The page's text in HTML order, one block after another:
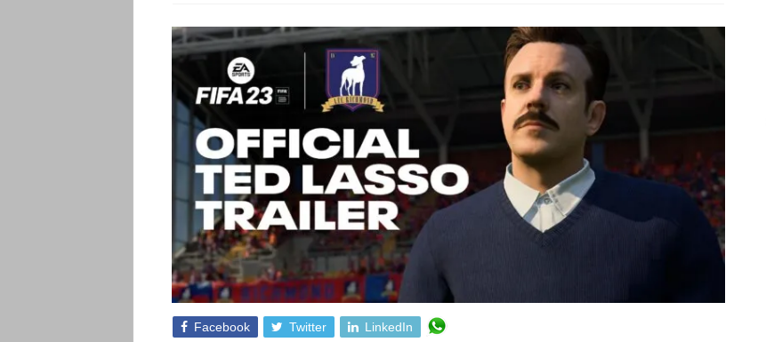
Facebook Twitter LinkedIn